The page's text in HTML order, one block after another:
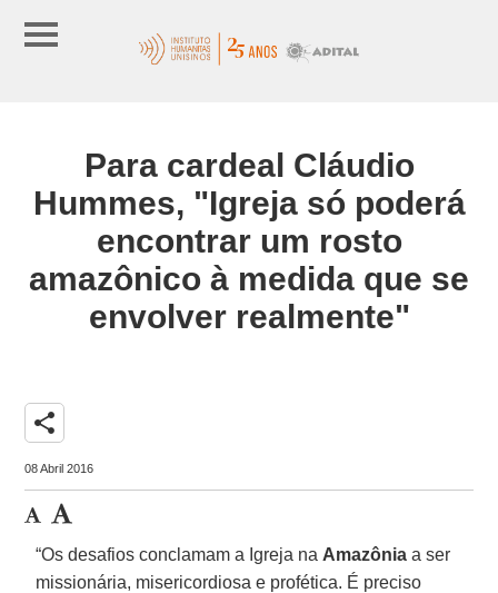
Para cardeal Cláudio
Hummes, "Igreja só poderá
encontrar um rosto
amazônico à medida que se
envolver realmente"
share
08 Abril 2016
“Os desafios conclamam a Igreja na Amazônia a ser
missionária, misericordiosa e profética. É preciso